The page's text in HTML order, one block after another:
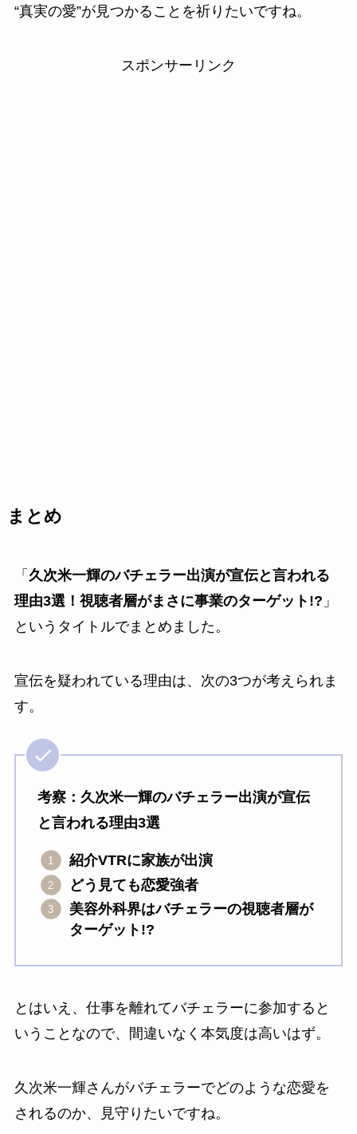
“真実の愛”が見つかることを祈りたいですね。
スポンサーリンク
まとめ
「 久次米一輝のバチェラー出演が宣伝と言われる
理由3選！視聴者層がまさに事業のターゲット!? 」
というタイトルでまとめました。
宣伝を疑われている理由は、次の3つが考えられま
す。
考察：久次米一輝のバチェラー出演が宣伝
と言われる理由3選
紹介VTRに家族が出演
どう見ても恋愛強者
美容外科界はバチェラーの視聴者層が
ターゲット!?
とはいえ、仕事を離れてバチェラーに参加すると
いうことなので、間違いなく本気度は高いはず。
久次米一輝さんがバチェラーでどのような恋愛を
されるのか、見守りたいですね。